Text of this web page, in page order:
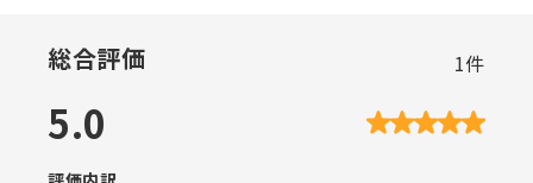
総合評価 1件
5.0